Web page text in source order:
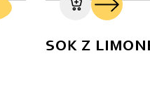
SOK Z